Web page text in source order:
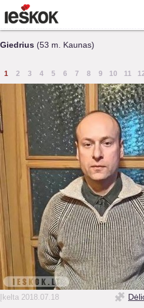
Giedrius (53 m. Kaunas)
1 2 3 4 5 6 7 8 9 10 11
Įkelta 2018.07.18